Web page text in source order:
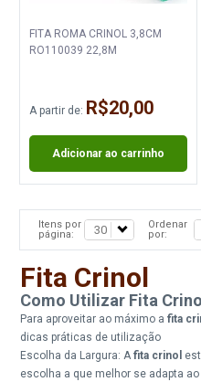
FITA ROMA CRINOL 3,8CM
RO110039 22,8M
A partir de: R$20,00
Adicionar ao carrinho
Itens por
página:
Ordenar
por:
Fita Crinol
Como Utilizar Fita
Para aproveitar ao máximo afita
dicas práticas de utilização
Escolha da Largura: Afita crinol
escolha a que melhor se adapta